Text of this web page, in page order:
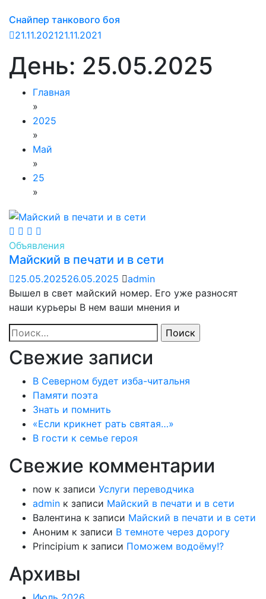
Снайпер танкового боя
21.11.202121.11.2021
День: 25.05.2025
Главная
»
2025
»
Май
»
25
»
Объявления
Майский в печати и в сети
25.05.202526.05.2025
admin
Вышел в свет майский номер. Его уже разносят
наши курьеры В нем ваши мнения и
Найти:
Свежие записи
В Северном будет изба-читальня
Памяти поэта
Знать и помнить
«Если крикнет рать святая…»
В гости к семье героя
Свежие комментарии
now к записи Услуги переводчика
admin к записи Майский в печати и в сети
Валентина к записи Майский в печати и в сети
Аноним к записи В темноте через дорогу
Principium к записи Поможем водоёму!?
Архивы